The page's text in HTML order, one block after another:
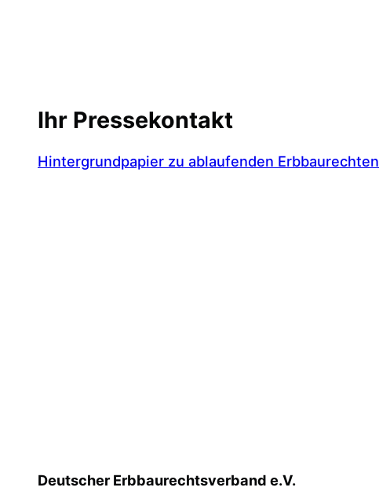
Ihr Pressekontakt
Hintergrundpapier zu ablaufenden Erbbaurechten
Deutscher Erbbaurechtsverband e.V.